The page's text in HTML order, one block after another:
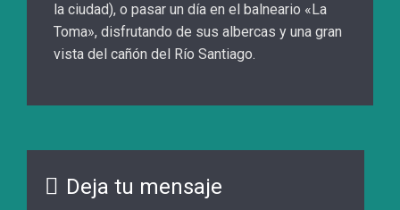
la ciudad), o pasar un día en el balneario «La
Toma», disfrutando de sus albercas y una gran
vista del cañón del Río Santiago.
Deja tu mensaje